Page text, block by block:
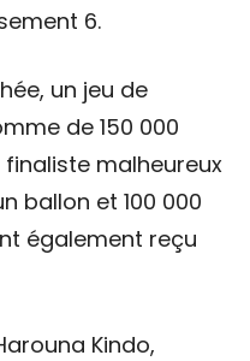
6.
un jeu de
de 150 000
finaliste malheureux
ballon et 100 000
également reçu
Kindo,